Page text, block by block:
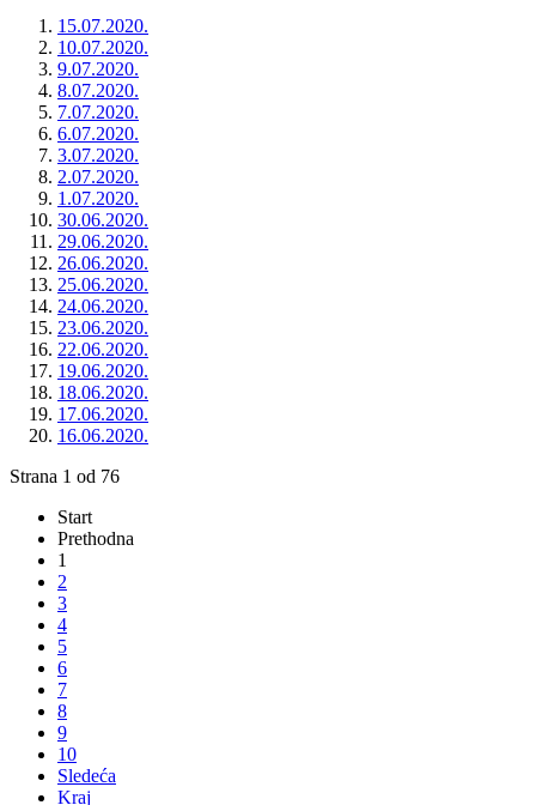
15.07.2020.
10.07.2020.
9.07.2020.
8.07.2020.
7.07.2020.
6.07.2020.
3.07.2020.
2.07.2020.
1.07.2020.
30.06.2020.
29.06.2020.
26.06.2020.
25.06.2020.
24.06.2020.
23.06.2020.
22.06.2020.
19.06.2020.
18.06.2020.
17.06.2020.
16.06.2020.
Strana 1 od 76
Start
Prethodna
1
2
3
4
5
6
7
8
9
10
Sledeća
Kraj